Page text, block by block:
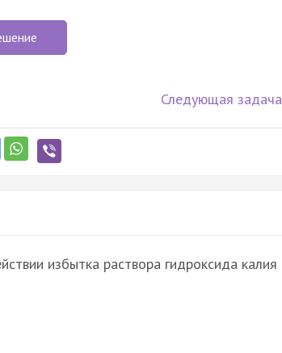
Следующая задача
избытка раствора гидроксида калия